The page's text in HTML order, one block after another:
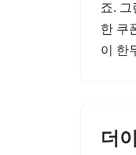
죠. 그
한 쿠
이 한
더